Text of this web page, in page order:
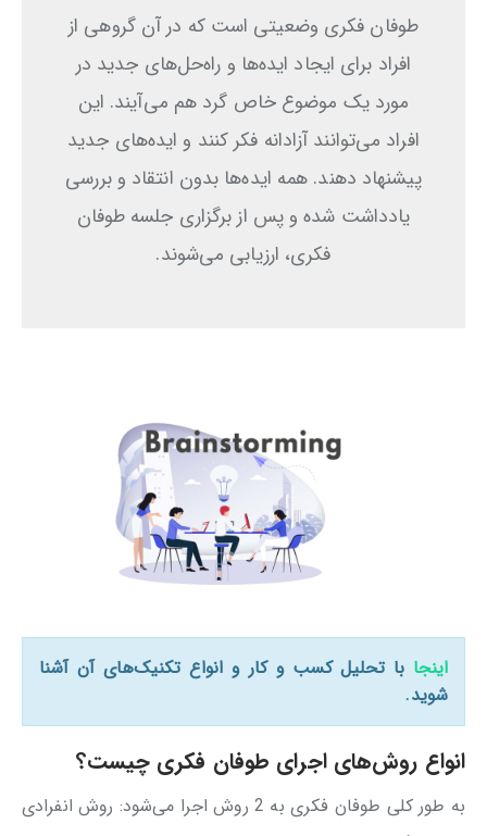
طوفان فکری وضعیتی است که در آن گروهی از
افراد برای ایجاد ایده‌ها و راه‌حل‌های جدید در
مورد یک موضوع خاص گرد هم می‌آیند. این
افراد می‌توانند آزادانه فکر کنند و ایده‌های جدید
پیشنهاد دهند. همه ایده‌ها بدون انتقاد و بررسی
یادداشت شده و پس از برگزاری جلسه طوفان
فکری، ارزیابی می‌شوند.
اینجا با تحلیل کسب و کار و انواع تکنیک‌های آن آشنا
شوید.
انواع روش‌های اجرای طوفان فکری چیست؟
به طور کلی طوفان فکری به 2 روش اجرا می‌شود: روش انفرادی